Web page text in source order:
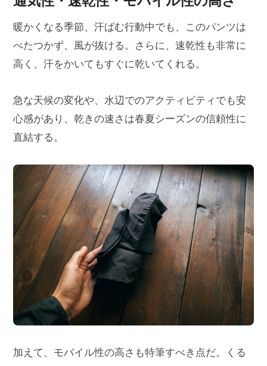
暖かくなる季節、汗ばむ行動中でも、このパンツは
べたつかず、風が抜ける。さらに、速乾性も非常に
高く、汗をかいてもすぐに乾いてくれる。
急な天候の変化や、水辺でのアクティビティでも安
心感があり、乾きの速さは春夏シーズンの信頼性に
直結する。
加えて、モバイル性の高さも特筆すべき点だ。くる